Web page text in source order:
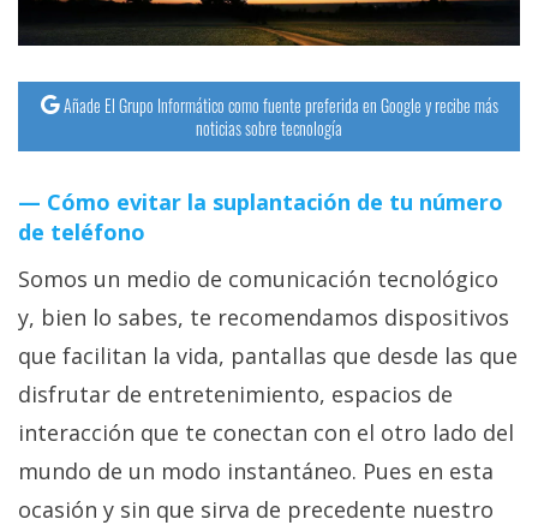
Añade El Grupo Informático como fuente preferida en Google y recibe más
noticias sobre tecnología
Cómo evitar la suplantación de tu número
de teléfono
Somos un medio de comunicación tecnológico
y, bien lo sabes, te recomendamos dispositivos
que facilitan la vida, pantallas que desde las que
disfrutar de entretenimiento, espacios de
interacción que te conectan con el otro lado del
mundo de un modo instantáneo. Pues en esta
ocasión y sin que sirva de precedente nuestro